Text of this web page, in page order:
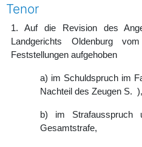
Tenor
1. Auf die Revision des
Landgerichts Oldenburg
Feststellungen aufgehoben
a) im Schuldspruch im
Nachteil des Zeugen S. ),
b) im Strafausspruch
Gesamtstrafe,